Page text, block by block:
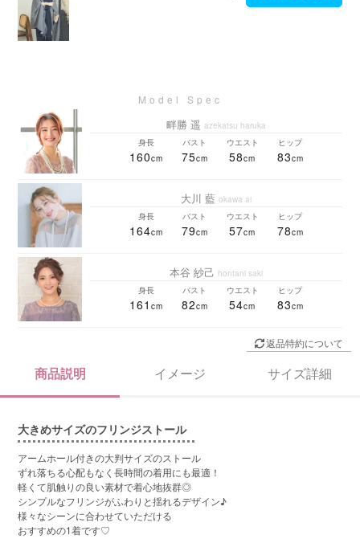
畔勝 遥 azekatsu haruka
身長
160
バスト
75
ウエスト
58
ヒップ
83
大川 藍 okawa ai
身長
164
バスト
79
ウエスト
57
ヒップ
78
本谷 紗己 hontani saki
身長
161
バスト
82
ウエスト
54
ヒップ
83
返品特約について
商品説明 イメージ サイズ詳細
大きめサイズのフリンジストール
アームホール付きの大判サイズのストール
ずれ落ちる心配もなく長時間の着用にも最適！
軽くて肌触りの良い素材で着心地抜群◎
シンプルなフリンジがふわりと揺れるデザイン♪
様々なシーンに合わせていただける
おすすめの1着です♡